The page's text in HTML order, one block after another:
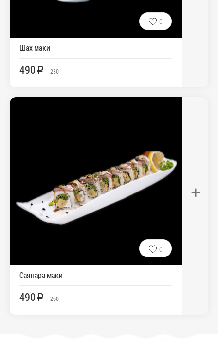
0
Шах маки
490R 230
0
Саянара маки
490R 260
+